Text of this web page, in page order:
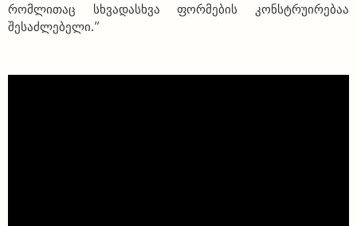
რომლითაც სხვადასხვა ფორმების კონსტრუირებაა
შესაძლებელი.”